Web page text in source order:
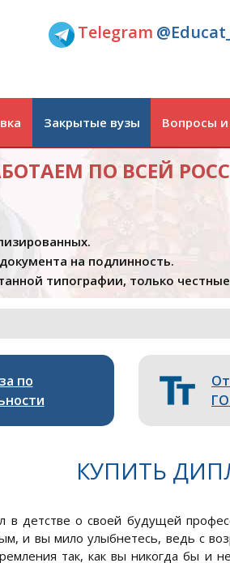
Telegram
Закрытые вузы Вопросы
ПО ВСЕЙ
на подлинность.
типографии, только
по
КУПИТЬ
в детстве о своей будущей
и вы мило улыбнетесь, ведь с
так, как вы никогда бы и